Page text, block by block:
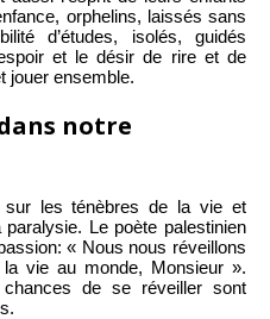
orphelins, laissés sans
d’études, isolés, guidés
et le désir de rire et de
jouer ensemble.
notre
sur les ténèbres de la vie et
Le poète palestinien
« Nous nous réveillons
vie au monde, Monsieur ».
de se réveiller sont